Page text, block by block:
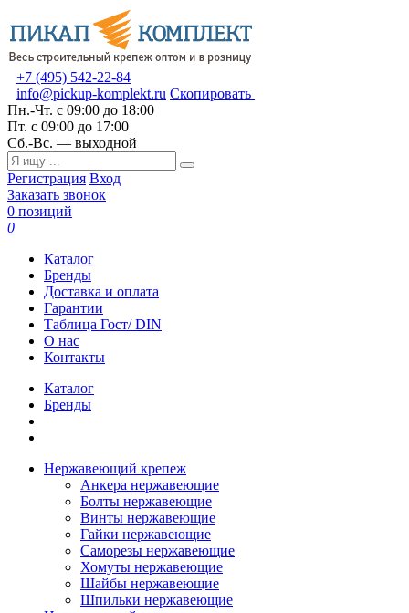
+7 (495) 542-22-84
info@pickup-komplekt.ru Скопировать
Пн.-Чт. с 09:00 до 18:00
Пт. с 09:00 до 17:00
Сб.-Вс. — выходной
Регистрация Вход
Заказать звонок
0 позиций
0
Каталог
Бренды
Доставка и оплата
Гарантии
Таблица Гост/ DIN
О нас
Контакты
Каталог
Бренды
Нержавеющий крепеж
Анкера нержавеющие
Болты нержавеющие
Винты нержавеющие
Гайки нержавеющие
Саморезы нержавеющие
Хомуты нержавеющие
Шайбы нержавеющие
Шпильки нержавеющие